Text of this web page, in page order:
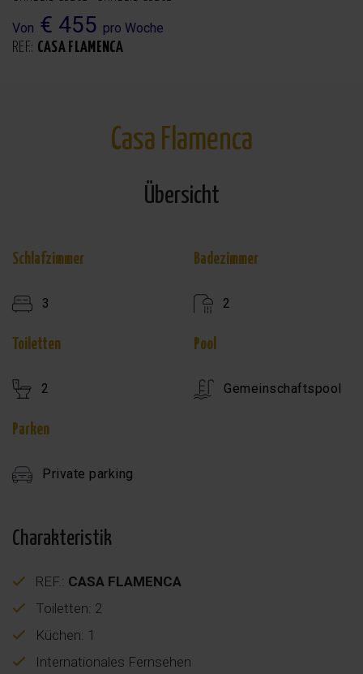
Von € 455 pro Woche
REF.: CASA FLAMENCA
Casa Flamenca
Übersicht
Schlafzimmer
3
Badezimmer
2
Toiletten
2
Pool
Gemeinschaftspool
Parken
Private parking
Charakteristik
REF.: CASA FLAMENCA
Toiletten: 2
Küchen: 1
Internationales Fernsehen